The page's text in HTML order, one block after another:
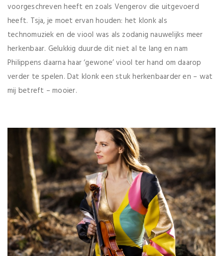
voorgeschreven heeft en zoals Vengerov die uitgevoerd
heeft. Tsja, je moet ervan houden: het klonk als
technomuziek en de viool was als zodanig nauwelijks meer
herkenbaar. Gelukkig duurde dit niet al te lang en nam
Philippens daarna haar ‘gewone’ viool ter hand om daarop
verder te spelen. Dat klonk een stuk herkenbaarder en – wat
mij betreft – mooier.